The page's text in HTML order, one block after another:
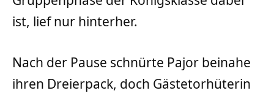
ist, lief nur hinterher.
Nach der Pause schnürte Pajor beinahe
ihren Dreierpack, doch Gästetorhüterin